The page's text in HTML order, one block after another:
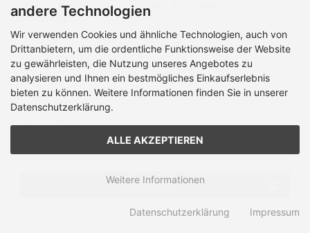
MÜHLE RYTMO - BLACK FIBRE RASIERPINSEL
SCHWARZ
Mühle Rasierpinsel mit Black Fibre - Besatz (synthetischen Fasern)
aus der RYTMO Design Serie mit Fuß aus Edelharz sc...
34,00 EUR
Versandkosten
ZUM ARTIKEL
andere Technologien
Wir verwenden Cookies und ähnliche Technologien, auch von
Drittanbietern, um die ordentliche Funktionsweise der Website
zu gewährleisten, die Nutzung unseres Angebotes zu
analysieren und Ihnen ein bestmögliches Einkaufserlebnis
bieten zu können. Weitere Informationen finden Sie in unserer
Datenschutzerklärung.
ALLE AKZEPTIEREN
Weitere Informationen
Datenschutzerklärung Impressum